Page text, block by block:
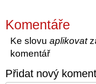
Komentáře
Ke slovuaplikovat
komentář
Přidat nový